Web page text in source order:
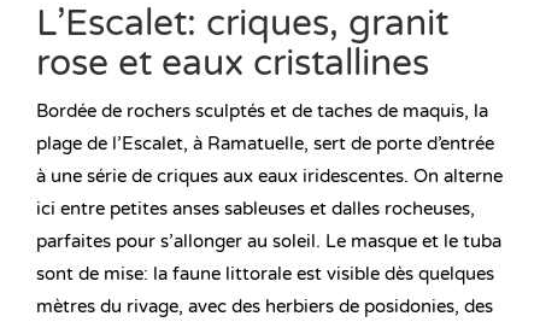
L’Escalet: criques, granit
rose et eaux cristallines
Bordée de rochers sculptés et de taches de maquis, la
plage de l’Escalet, à Ramatuelle, sert de porte d’entrée
à une série de criques aux eaux iridescentes. On alterne
ici entre petites anses sableuses et dalles rocheuses,
parfaites pour s’allonger au soleil. Le masque et le tuba
sont de mise: la faune littorale est visible dès quelques
mètres du rivage, avec des herbiers de posidonies, des